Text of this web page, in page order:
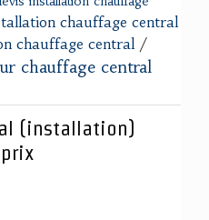
chauffage central
chauffage central /
chauffage central
(installation)